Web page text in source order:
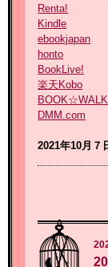
Renta!
Kindle
ebookjapan
honto
BookLive!
楽天Kobo
DMM.com
2021年10月７